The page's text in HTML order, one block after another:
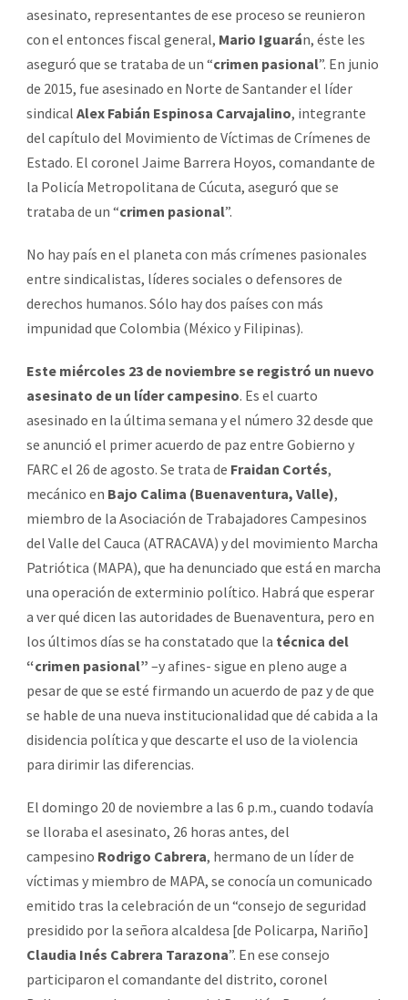
asesinato, representantes de ese proceso se reunieron
con el entonces fiscal general, Mario Iguarán, éste les
aseguró que se trataba de un “crimen pasional”. En junio
de 2015, fue asesinado en Norte de Santander el líder
sindical Alex Fabián Espinosa Carvajalino, integrante
del capítulo del Movimiento de Víctimas de Crímenes de
Estado. El coronel Jaime Barrera Hoyos, comandante de
la Policía Metropolitana de Cúcuta, aseguró que se
trataba de un “crimen pasional”.
No hay país en el planeta con más crímenes pasionales
entre sindicalistas, líderes sociales o defensores de
derechos humanos. Sólo hay dos países con más
impunidad que Colombia (México y Filipinas).
Este miércoles 23 de noviembre se registró un nuevo
asesinato de un líder campesino. Es el cuarto
asesinado en la última semana y el número 32 desde que
se anunció el primer acuerdo de paz entre Gobierno y
FARC el 26 de agosto. Se trata de Fraidan Cortés,
mecánico en Bajo Calima (Buenaventura, Valle),
miembro de la Asociación de Trabajadores Campesinos
del Valle del Cauca (ATRACAVA) y del movimiento Marcha
Patriótica (MAPA), que ha denunciado que está en marcha
una operación de exterminio político. Habrá que esperar
a ver qué dicen las autoridades de Buenaventura, pero en
los últimos días se ha constatado que la técnica del
“crimen pasional” –y afines- sigue en pleno auge a
pesar de que se esté firmando un acuerdo de paz y de que
se hable de una nueva institucionalidad que dé cabida a la
disidencia política y que descarte el uso de la violencia
para dirimir las diferencias.
El domingo 20 de noviembre a las 6 p.m., cuando todavía
se lloraba el asesinato, 26 horas antes, del
campesino Rodrigo Cabrera, hermano de un líder de
víctimas y miembro de MAPA, se conocía un comunicado
emitido tras la celebración de un “consejo de seguridad
presidido por la señora alcaldesa [de Policarpa, Nariño]
Claudia Inés Cabrera Tarazona”. En ese consejo
participaron el comandante del distrito, coronel